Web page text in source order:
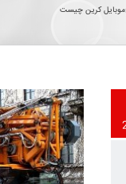
موبایل کرین چیست